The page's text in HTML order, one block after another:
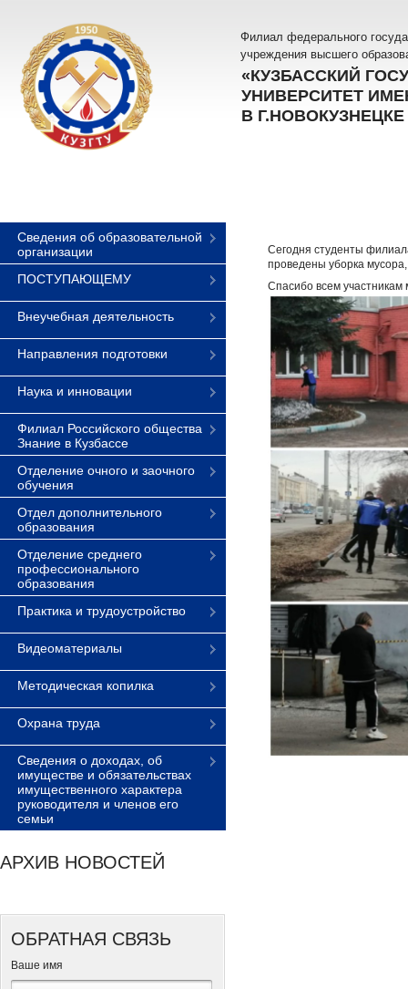
Филиал федерального
учреждения высшего
«КУЗБАССКИЙ
УНИВЕРСИТЕТ
В Г.НОВОКУЗНЕЦКЕ
Сведения об образовательной
организации
ПОСТУПАЮЩЕМУ
Внеучебная деятельность
Направления подготовки
Наука и инновации
Филиал Российского общества
Знание в Кузбассе
Отделение очного и заочного
обучения
Отдел дополнительного
образования
Отделение среднего
профессионального
образования
Практика и трудоустройство
Видеоматериалы
Методическая копилка
Охрана труда
Сведения о доходах, об
имуществе и обязательствах
имущественного характера
руководителя и членов его
семьи
АРХИВ НОВОСТЕЙ
ОБРАТНАЯ СВЯЗЬ
Ваше имя
Сегодня студенты
проведены уборка
Спасибо всем участникам